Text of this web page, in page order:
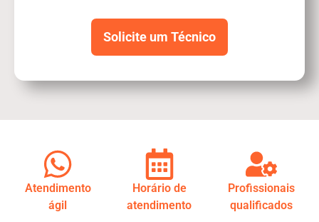
Solicite um Técnico
Atendimento
ágil
Horário de
atendimento
Profissionais
qualificados